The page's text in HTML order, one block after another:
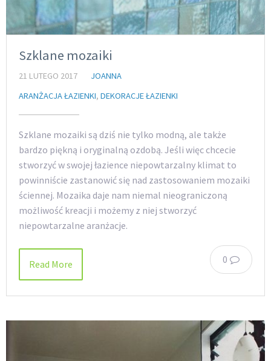
Szklane mozaiki
21 LUTEGO 2017
JOANNA
ARANŻACJA ŁAZIENKI, DEKORACJE ŁAZIENKI
Szklane mozaiki są dziś nie tylko modną, ale także
bardzo piękną i oryginalną ozdobą. Jeśli więc chcecie
stworzyć w swojej łazience niepowtarzalny klimat to
powinniście zastanowić się nad zastosowaniem mozaiki
ściennej. Mozaika daje nam niemal nieograniczoną
możliwość kreacji i możemy z niej stworzyć
niepowtarzalne aranżacje.
0
Read More